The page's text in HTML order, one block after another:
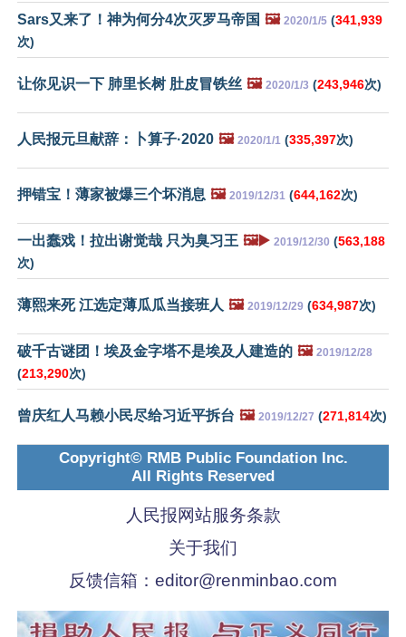
Sars又来了！神为何分4次灭罗马帝国 🖼️ 2020/1/5 (341,939
次)
让你见识一下 肺里长树 肚皮冒铁丝 🖼️ 2020/1/3 (243,946次)
人民报元旦献辞：卜算子·2020 🖼️ 2020/1/1 (335,397次)
押错宝！薄家被爆三个坏消息 🖼️ 2019/12/31 (644,162次)
一出蠢戏！拉出谢觉哉 只为臭习王 🖼️▶️ 2019/12/30 (563,188
次)
薄熙来死 江选定薄瓜瓜当接班人 🖼️ 2019/12/29 (634,987次)
破千古谜团！埃及金字塔不是埃及人建造的 🖼️ 2019/12/28
(213,290次)
曾庆红人马赖小民尽给习近平拆台 🖼️ 2019/12/27 (271,814次)
Copyright© RMB Public Foundation Inc.
All Rights Reserved
人民报网站服务条款
关于我们
反馈信箱： editor@renminbao.com